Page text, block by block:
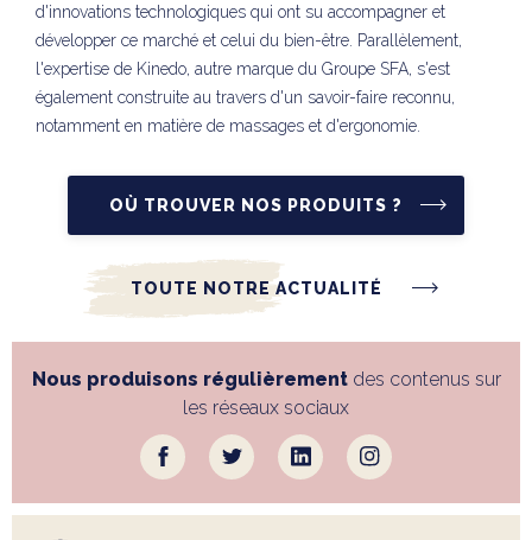
d'innovations technologiques qui ont su accompagner et
développer ce marché et celui du bien-être. Parallèlement,
l'expertise de Kinedo, autre marque du Groupe SFA, s'est
également construite au travers d'un savoir-faire reconnu,
notamment en matière de massages et d'ergonomie.
OÙ TROUVER NOS PRODUITS ?
TOUTE NOTRE ACTUALITÉ
Nous produisons régulièrementdes contenus sur
les réseaux sociaux